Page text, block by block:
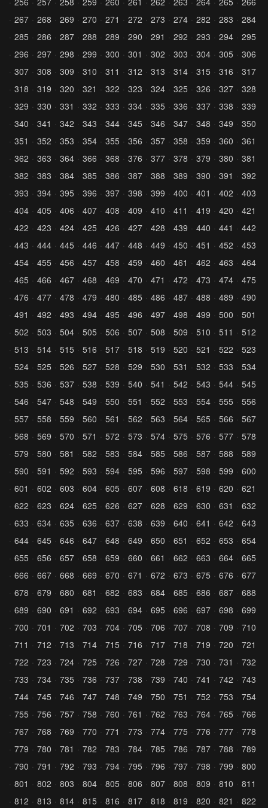
267
268 269 270 271 272 273 274 282 283
284
285
286 287 288 289 290 291 292 293 294
295
296
297 298 299 300 301 302 303 304 305
306
307
308 309 310 311 312 313 314 315 316
317
318
319 320 321 322 323 324 325 326 327
328
329
330 331 332 333 334 335 336 337 338
339
340
341 342 343 344 345 346 347 348 349
350
351
352 353 354 355 356 357 358 359 360
361
362
363 364 366 368 376 377 378 379 380
381
382
383 384 385 386 387 388 389 390 391
392
393
394 395 396 397 398 399 400 401 402
403
404
405 406 407 408 409 410 411 419 420
421
422
423 424 425 426 427 428 439 440 441
442
443
444 445 446 447 448 449 450 451 452
453
454
455 456 457 458 459 460 461 462 463
464
465
466 467 468 469 470 471 472 473 474
475
476
477 478 479 480 485 486 487 488 489
490
491
492 493 494 495 496 497 498 499 500
501
502
503 504 505 506 507 508 509 510 511
512
513
514 515 516 517 518 519 520 521 522
523
524
525 526 527 528 529 530 531 532 533
534
535
536 537 538 539 540 541 542 543 544
545
546
547 548 549 550 551 552 553 554 555
556
557
558 559 560 561 562 563 564 565 566
567
568
569 570 571 572 573 574 575 576 577
578
579
580 581 582 583 584 585 586 587 588
589
590
591 592 593 594 595 596 597 598 599
600
601
602 603 604 605 607 608 618 619 620
621
622
623 624 625 626 627 628 629 630 631
632
633
634 635 636 637 638 639 640 641 642
643
644
645 646 647 648 649 650 651 652 653
654
655
656 657 658 659 660 661 662 663 664
665
666
667 668 669 670 671 672 673 675 676
677
678
679 680 681 682 683 684 685 686 687
688
689
690 691 692 693 694 695 696 697 698
699
700
701 702 703 704 705 706 707 708 709
710
711
712 713 714 715 716 717 718 719 720
721
722
723 724 725 726 727 728 729 730 731
732
733
734 735 736 737 738 739 740 741 742
743
744
745 746 747 748 749 750 751 752 753
754
755
756 757 758 760 761 762 763 764 765
766
767
768 769 770 771 773 774 775 776 777
778
779
780 781 782 783 784 785 786 787 788
789
790
791 792 793 794 795 796 797 798 799
800
801
802 803 804 805 806 807 808 809 810
811
812
813 814 815 816 817 818 819 820 821
822